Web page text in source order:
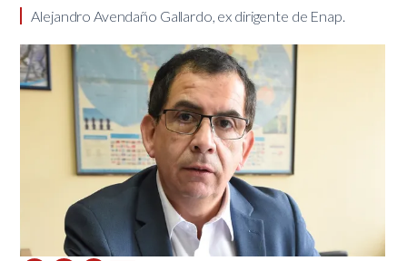
Alejandro Avendaño Gallardo, ex dirigente de Enap. ​